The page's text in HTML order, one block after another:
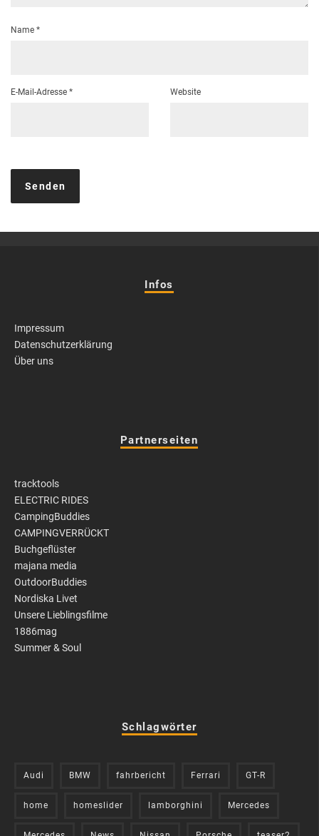
Name *
E-Mail-Adresse * Website
Infos
Impressum
Datenschutzerklärung
Über uns
Partnerseiten
tracktools
ELECTRIC RIDES
CampingBuddies
CAMPINGVERRÜCKT
Buchgeflüster
majana media
OutdoorBuddies
Nordiska Livet
Unsere Lieblingsfilme
1886mag
Summer & Soul
Schlagwörter
Audi BMW fahrbericht Ferrari GT-R
home homeslider lamborghini Mercedes